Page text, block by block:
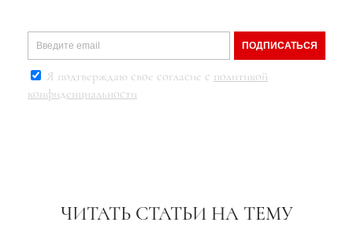
ПОДПИСАТЬСЯ
Я подтверждаю свое согласие с политикой
конфиденциальности
ЧИТАТЬ СТАТЬИ НА ТЕМУ